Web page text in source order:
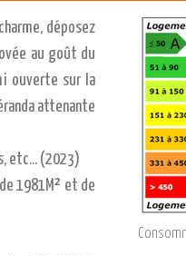
déposez
au goût du
ouverte sur la
attenante
etc... (2023)
1981M² et de